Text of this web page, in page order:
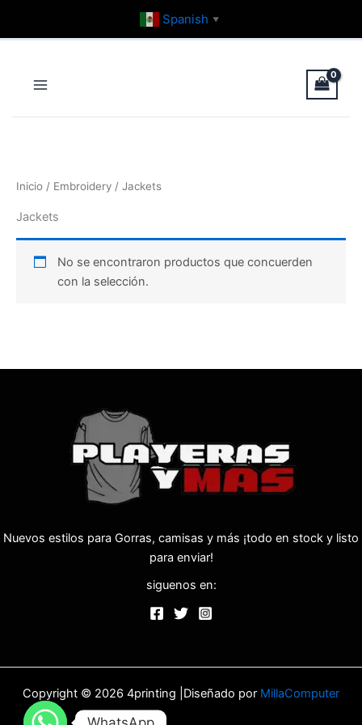
Spanish ▼
Inicio / Embroidery / Jackets
Jackets
No se encontraron productos que concuerden
con la selección.
Nuevos estilos para Gorras, camisas y más ¡todo en stock y listo
para enviar!
siguenos en:
Copyright © 2026 4printing |Diseñado por MillaComputer